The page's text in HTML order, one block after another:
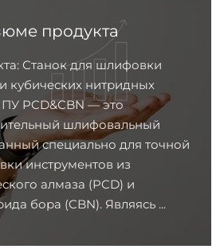
продукта
Станок для шлифовки
кубических нитридных
PCD&CBN — это
шлифовальный
специально для точной
инструментов из
алмаза (PCD) и
бора (CBN). Являясь ...